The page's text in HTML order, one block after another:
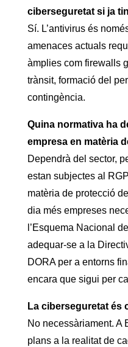
ciberseguretat si ja
Sí. L’antivirus és
amenaces actuals
àmplies com firewalls
trànsit, formació del
contingència.
Quina normativa ha
empresa en matèria
Dependrà del sector,
estan subjectes al
matèria de protecció
dia més empreses
l’Esquema Nacional
adequar-se a la
DORA per a entorns
encara que sigui per
La ciberseguretat és
No necessàriament. A
plans a la realitat de